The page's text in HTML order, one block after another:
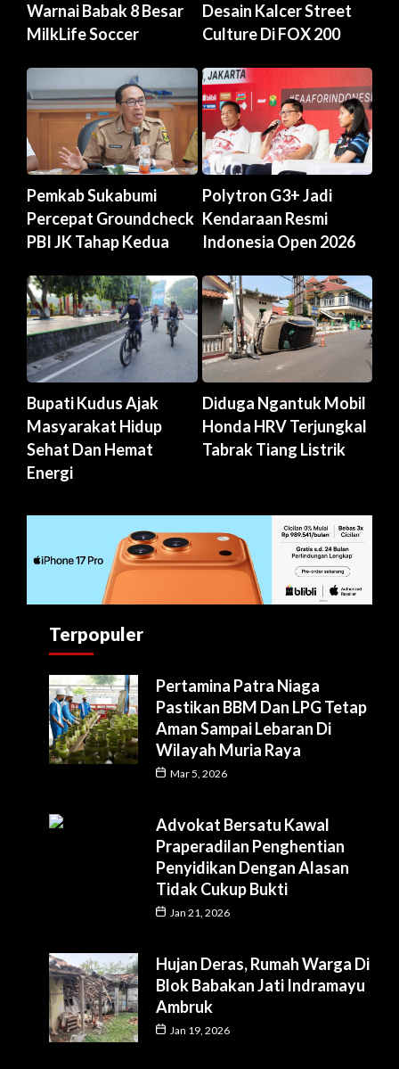
Warnai Babak 8 Besar
MilkLife Soccer
Desain Kalcer Street
Culture Di FOX 200
Pemkab Sukabumi
Percepat Groundcheck
PBI JK Tahap Kedua
Polytron G3+ Jadi
Kendaraan Resmi
Indonesia Open 2026
Bupati Kudus Ajak
Masyarakat Hidup
Sehat Dan Hemat
Energi
Diduga Ngantuk Mobil
Honda HRV Terjungkal
Tabrak Tiang Listrik
Terpopuler
Pertamina Patra Niaga
Pastikan BBM Dan LPG Tetap
Aman Sampai Lebaran Di
Wilayah Muria Raya
Mar 5, 2026
Advokat Bersatu Kawal
Praperadilan Penghentian
Penyidikan Dengan Alasan
Tidak Cukup Bukti
Jan 21, 2026
Hujan Deras, Rumah Warga Di
Blok Babakan Jati Indramayu
Ambruk
Jan 19, 2026